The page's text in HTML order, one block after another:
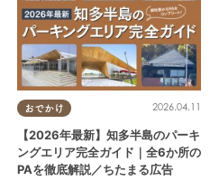
おでかけ 2026.04.11
【2026年最新】知多半島のパーキ
ングエリア完全ガイド｜全6か所の
PAを徹底解説／ちたまる広告